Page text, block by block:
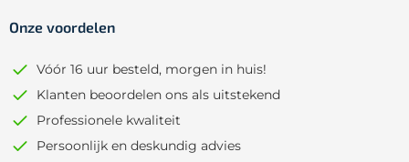
Onze voordelen
Vóór 16 uur besteld, morgen in huis!
Klanten beoordelen ons als uitstekend
Professionele kwaliteit
Persoonlijk en deskundig advies